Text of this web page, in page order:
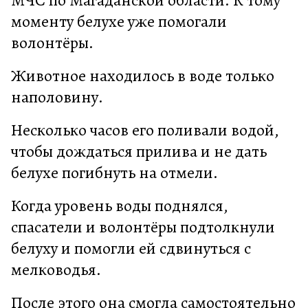
моменту белухе уже помогали
волонтёры.
Животное находилось в воде только
наполовину.
Несколько часов его поливали водой,
чтобы дождаться прилива и не дать
белухе погибнуть на отмели.
Когда уровень воды поднялся,
спасатели и волонтёры подтолкнули
белуху и помогли ей сдвинуться с
мелководья.
После этого она смогла самостоятельно